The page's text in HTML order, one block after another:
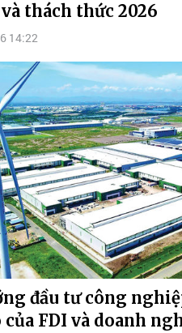
thách thức 2026
14:22
đầu tư công
FDI và doanh